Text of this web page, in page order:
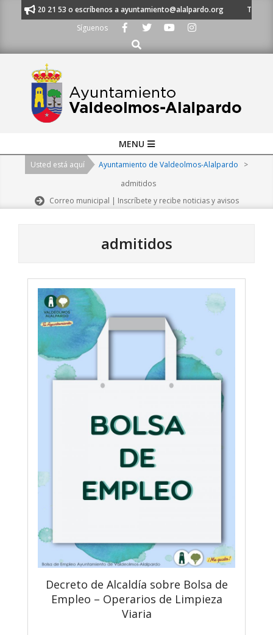
al 91 620 21 53 o escríbenos a ayuntamiento@alalpardo.org
TE
Síguenos
Buscar
Navigation
MENU
Usted está aquí Ayuntamiento de Valdeolmos-Alalpardo
>
admitidos
Correo municipal | Inscríbete y recibe noticias y avisos
admitidos
Decreto de Alcaldía sobre Bolsa de
Empleo – Operarios de Limpieza
Viaria